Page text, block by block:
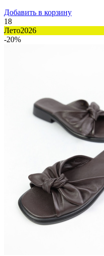
Добавить в корзину
18
Лето2026
-20%